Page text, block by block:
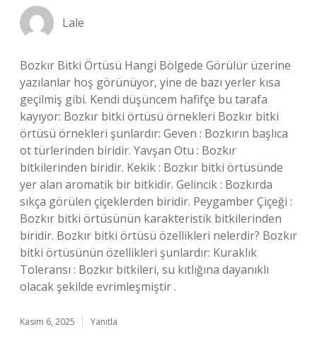
Lale
Bozkır Bitki Örtüsü Hangi Bölgede Görülür üzerine
yazılanlar hoş görünüyor, yine de bazı yerler kısa
geçilmiş gibi. Kendi düşüncem hafifçe bu tarafa
kayıyor: Bozkır bitki örtüsü örnekleri Bozkır bitki
örtüsü örnekleri şunlardır: Geven : Bozkırın başlıca
ot türlerinden biridir. Yavşan Otu : Bozkır
bitkilerinden biridir. Kekik : Bozkır bitki örtüsünde
yer alan aromatik bir bitkidir. Gelincik : Bozkırda
sıkça görülen çiçeklerden biridir. Peygamber Çiçeği :
Bozkır bitki örtüsünün karakteristik bitkilerinden
biridir. Bozkır bitki örtüsü özellikleri nelerdir? Bozkır
bitki örtüsünün özellikleri şunlardır: Kuraklık
Toleransı : Bozkır bitkileri, su kıtlığına dayanıklı
olacak şekilde evrimleşmiştir .
Kasım 6, 2025 Yanıtla